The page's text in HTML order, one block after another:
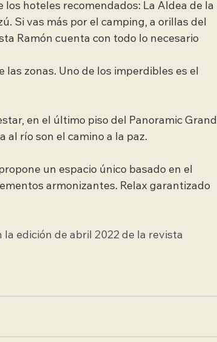
hoteles recomendados: La Aldea de la
Si vas más por el camping, a orillas del
Ramón cuenta con todo lo necesario
zonas. Uno de los imperdibles es el
en el último piso del Panoramic
al río son el camino a la paz.
un espacio único basado en el
armonizantes. Relax garantizado
edición de abril 2022 de la revista